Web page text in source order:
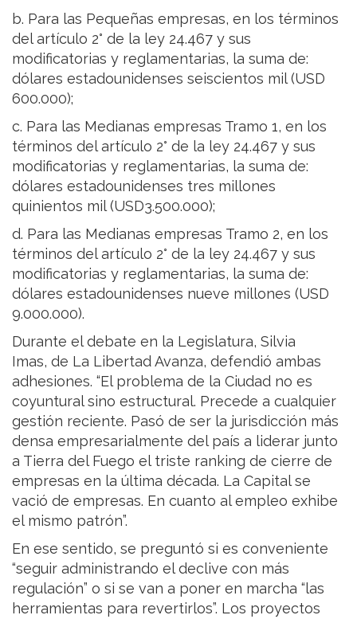
b. Para las Pequeñas empresas, en los términos
del artículo 2° de la ley 24.467 y sus
modificatorias y reglamentarias, la suma de:
dólares estadounidenses seiscientos mil (USD
600.000);
c. Para las Medianas empresas Tramo 1, en los
términos del artículo 2° de la ley 24.467 y sus
modificatorias y reglamentarias, la suma de:
dólares estadounidenses tres millones
quinientos mil (USD3.500.000);
d. Para las Medianas empresas Tramo 2, en los
términos del artículo 2° de la ley 24.467 y sus
modificatorias y reglamentarias, la suma de:
dólares estadounidenses nueve millones (USD
9.000.000).
Durante el debate en la Legislatura, Silvia
Imas, de La Libertad Avanza, defendió ambas
adhesiones. “El problema de la Ciudad no es
coyuntural sino estructural. Precede a cualquier
gestión reciente. Pasó de ser la jurisdicción más
densa empresarialmente del país a liderar junto
a Tierra del Fuego el triste ranking de cierre de
empresas en la última década. La Capital se
vació de empresas. En cuanto al empleo exhibe
el mismo patrón”.
En ese sentido, se preguntó si es conveniente
“seguir administrando el declive con más
regulación” o si se van a poner en marcha “las
herramientas para revertirlos”. Los proyectos